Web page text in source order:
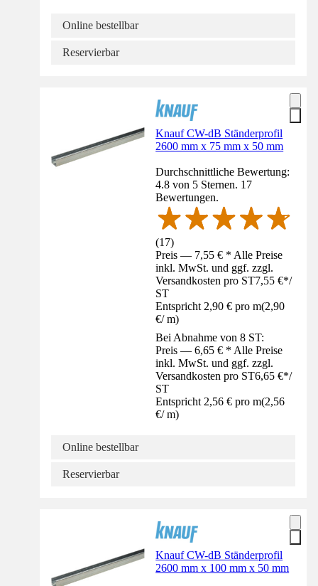
Online bestellbar
Reservierbar
Knauf CW-dB Ständerprofil
2600 mm x 75 mm x 50 mm
Durchschnittliche Bewertung:
4.8 von 5 Sternen. 17
Bewertungen.
(17)
Preis — 7,55 € * Alle Preise
inkl. MwSt. und ggf. zzgl.
Versandkosten pro ST7,55 €*/
ST
Entspricht 2,90 € pro m(2,90
€/ m)
Bei Abnahme von 8 ST:
Preis — 6,65 € * Alle Preise
inkl. MwSt. und ggf. zzgl.
Versandkosten pro ST6,65 €*/
ST
Entspricht 2,56 € pro m(2,56
€/ m)
Online bestellbar
Reservierbar
Knauf CW-dB Ständerprofil
2600 mm x 100 mm x 50 mm